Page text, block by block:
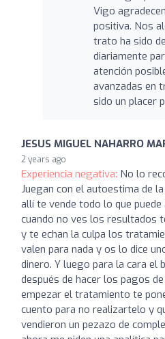
Vigo
positiva. Nos
trato ha sido
diariamente
atención
avanzadas en
sido un placer
JESUS MIGUEL NAHARRO
2 years ago
Experiencia negativa: No lo
Juegan con el autoestima de
allí te vende todo lo que
cuando no ves los resultados
y te echan la culpa los
valen para nada y os lo dice
dinero. Y luego para la cara el
después de hacer los pagos
empezar el tratamiento te
cuento para no realizartelo y
vendieron un pezazo de